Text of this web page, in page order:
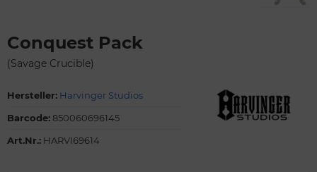
Conquest Pack
(Savage Crucible)
Hersteller: Harvinger Studios
Barcode: 850060696145
Art.Nr.: HARVI69614